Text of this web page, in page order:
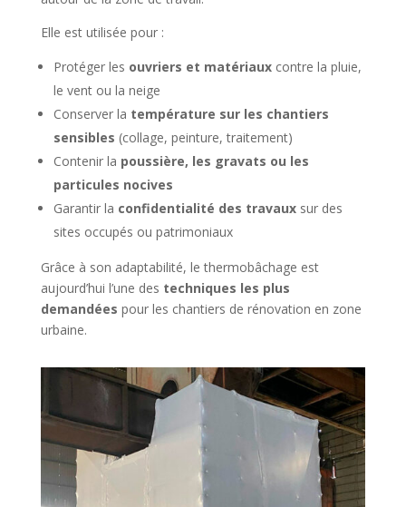
Elle est utilisée pour :
Protéger les ouvriers et matériauxcontre la pluie,
le vent ou la neige
Conserver la température sur les chantiers
sensibles (collage, peinture, traitement)
Contenir la poussière, les gravats ou les
particules nocives
Garantir la confidentialité des travauxsur des
sites occupés ou patrimoniaux
Grâce à son adaptabilité, le thermobâchage est
aujourd’hui l’une des techniques les plus
demandées pour les chantiers de rénovation en zone
urbaine.